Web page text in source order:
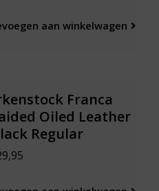
aan winkelwagen
Franca
Oiled Leather
Regular